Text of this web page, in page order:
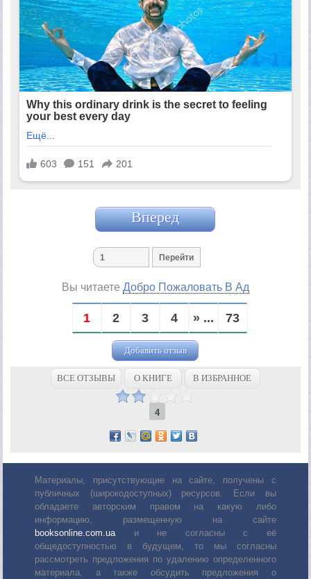
Вперед
Вы читаете Добро Пожаловать В Ад
1 2 3 4 » ... 73
Добавить отзыв
ВСЕ ОТЗЫВЫ О КНИГЕ В ИЗБРАННОЕ
4
Материалы, присутствующие на сайте, получены с
публичных (широкодоступных) ресурсов. Если вы
обладаете авторским правом на какую либо
информацию, размещенную на сайте
booksonline.com.uaи не согласны с её
общедоступностью в будущем, то мы согласны
рассмотреть предложения по удалению определенного
материала, а также обсудить предложения о